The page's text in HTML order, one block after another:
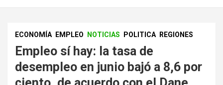
ECONOMÍA EMPLEO NOTICIAS POLITICA REGIONES
Empleo sí hay: la tasa de
desempleo en junio bajó a 8,6 por